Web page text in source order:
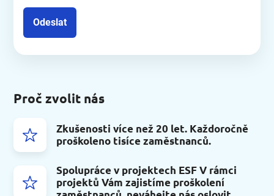
Odeslat
Proč zvolit nás
Zkušenosti více než 20 let. Každoročně
proškoleno tisíce zaměstnanců.
Spolupráce v projektech ESF V rámci
projektů Vám zajistíme proškolení